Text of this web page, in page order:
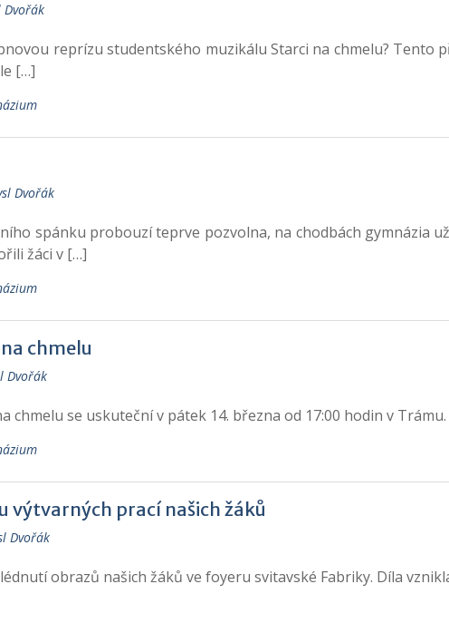
Dvořák
reprízu studentského muzikálu Starci na chmelu?
[…]
Dvořák
spánku probouzí teprve pozvolna, na chodbách gymnázia
žáci v […]
chmelu
Dvořák
chmelu se uskuteční v pátek 14. března od 17:00 hodin v
výtvarných prací našich žáků
Dvořák
obrazů našich žáků ve foyeru svitavské Fabriky. Díla